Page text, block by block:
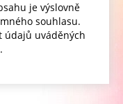
je výslovně
souhlasu.
údajů uváděných